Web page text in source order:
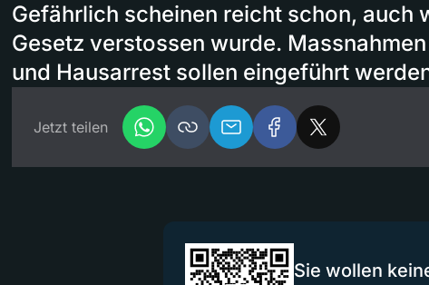
Gefährlich scheinen reicht schon, auch
Gesetz verstossen wurde.
und Hausarrest sollen eingeführt
Jetzt teilen
Sie wollen